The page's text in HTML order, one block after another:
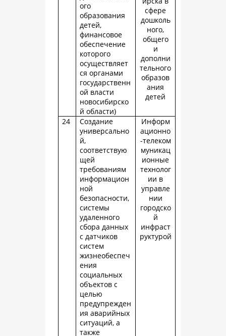
ого
образования
детей,
финансовое
обеспечение
которого
осуществляет
ся органами
государственн
ой власти
новосибирско
й области)
сфере
дошколь
ного,
общего
и
дополни
тельного
образов
ания
детей
24
Создание
универсально
й,
соответствую
щей
требованиям
информацион
ной
безопасности,
системы
удаленного
сбора данных
с датчиков
систем
жизнеобеспеч
ения
социальных
объектов с
целью
предупрежден
ия аварийных
ситуаций, а
также
Информ
ационно
-телеком
муникац
ионные
технолог
ии в
управле
нии
городско
й
инфраст
руктурой